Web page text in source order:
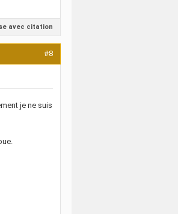
avec citation
#8
je ne suis